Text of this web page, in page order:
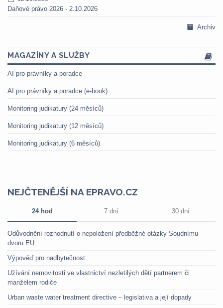
Daňové právo 2026 - 2.10.2026
Archiv
MAGAZÍNY A SLUŽBY
AI pro právníky a poradce
AI pro právníky a poradce (e-book)
Monitoring judikatury (24 měsíců)
Monitoring judikatury (12 měsíců)
Monitoring judikatury (6 měsíců)
NEJČTENĚJŠÍ NA EPRAVO.CZ
24 hod 7 dní 30 dní
Odůvodnění rozhodnutí o nepoložení předběžné otázky Soudnímu
dvoru EU
Výpověď pro nadbytečnost
Užívání nemovitosti ve vlastnictví nezletilých dětí partnerem či
manželem rodiče
Urban waste water treatment directive – legislativa a její dopady